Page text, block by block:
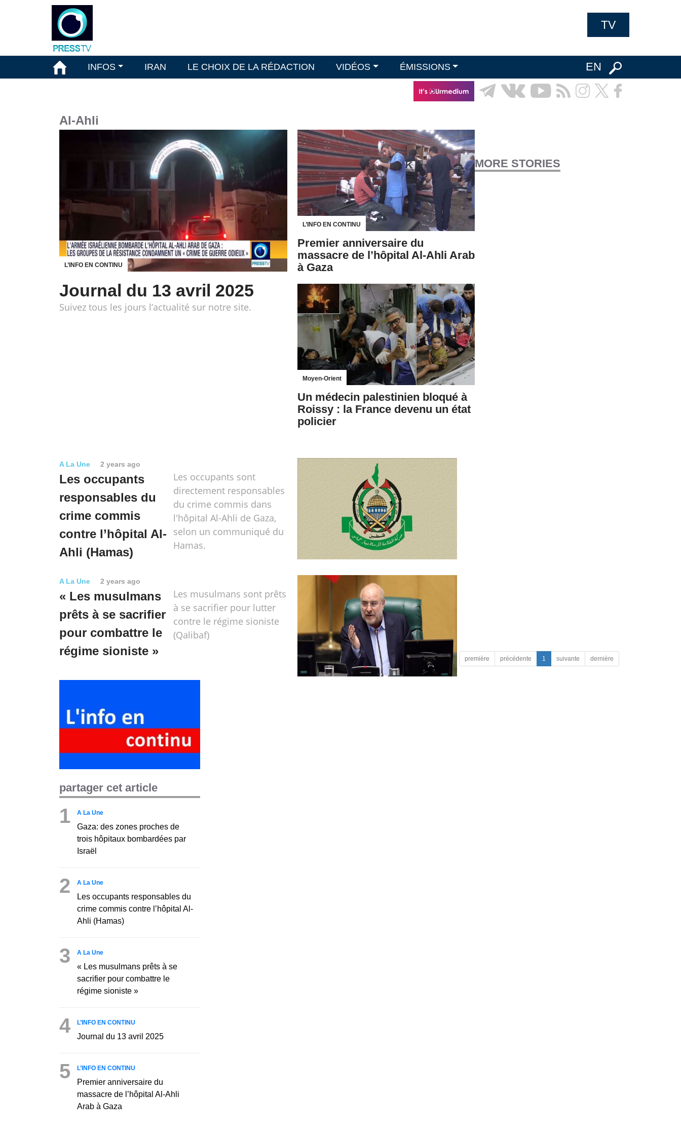
TV
INFOS IRAN LE CHOIX DE LA RÉDACTION VIDÉOS ÉMISSIONS EN
Al-Ahli
L’INFO EN CONTINU
Journal du 13 avril 2025
Suivez tous les jours l’actualité sur notre site.
L’INFO EN CONTINU
Premier anniversaire du
massacre de l’hôpital Al-Ahli Arab
à Gaza
Moyen-Orient
Un médecin palestinien bloqué à
Roissy : la France devenu un état
policier
MORE STORIES
A La Une 2 years ago
Les occupants
responsables du
crime commis
contre l’hôpital Al-
Ahli (Hamas)
Les occupants sont
directement responsables
du crime commis dans
l'hôpital Al-Ahli de Gaza,
selon un communiqué du
Hamas.
A La Une 2 years ago
« Les musulmans
prêts à se sacrifier
pour combattre le
régime sioniste »
Les musulmans sont prêts
à se sacrifier pour lutter
contre le régime sioniste
(Qalibaf)
première précédente 1 suivante dernière
partager cet article
1 A La Une
Gaza: des zones proches de
trois hôpitaux bombardées par
Israël
2 A La Une
Les occupants responsables du
crime commis contre l’hôpital Al-
Ahli (Hamas)
3 A La Une
« Les musulmans prêts à se
sacrifier pour combattre le
régime sioniste »
4 L’INFO EN CONTINU
Journal du 13 avril 2025
5 L’INFO EN CONTINU
Premier anniversaire du
massacre de l’hôpital Al-Ahli
Arab à Gaza